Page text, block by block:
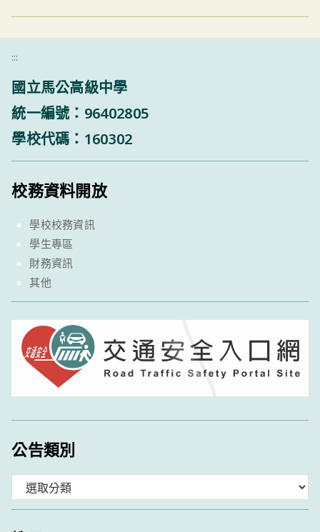
:::
國立馬公高級中學
統一編號：96402805
學校代碼：160302
校務資料開放
學校校務資訊
學生專區
財務資訊
其他
公告類別
類